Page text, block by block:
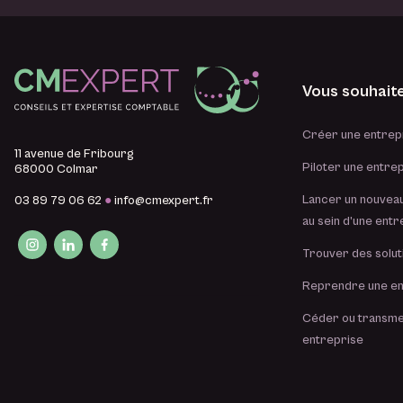
11 avenue de Fribourg
68000 Colmar
03 89 79 06 62 ●info@cmexpert.fr
Vous
Créer une
Piloter une
Lancer un
au sein d’une
Trouver des
Reprendre une
Céder ou
entreprise